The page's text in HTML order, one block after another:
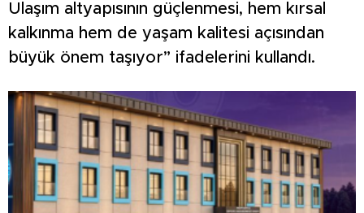
Ulaşım altyapısının güçlenmesi, hem kırsal
kalkınma hem de yaşam kalitesi açısından
büyük önem taşıyor” ifadelerini kullandı.